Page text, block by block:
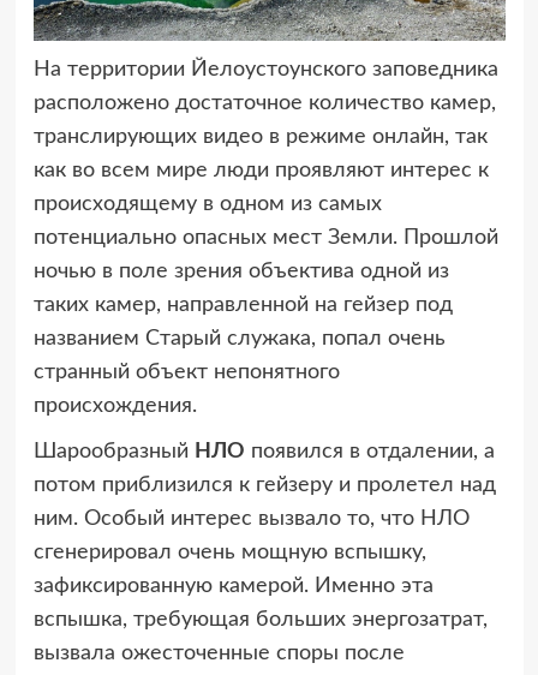
На территории Йелоустоунского заповедника
расположено достаточное количество камер,
транслирующих видео в режиме онлайн, так
как во всем мире люди проявляют интерес к
происходящему в одном из самых
потенциально опасных мест Земли. Прошлой
ночью в поле зрения объектива одной из
таких камер, направленной на гейзер под
названием Старый служака, попал очень
странный объект непонятного
происхождения.
Шарообразный НЛО появился в отдалении, а
потом приблизился к гейзеру и пролетел над
ним. Особый интерес вызвало то, что НЛО
сгенерировал очень мощную вспышку,
зафиксированную камерой. Именно эта
вспышка, требующая больших энергозатрат,
вызвала ожесточенные споры после